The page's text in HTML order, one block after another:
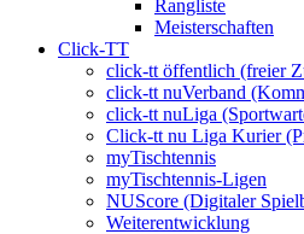
Rangliste
Meisterschaften
Click-TT
click-tt öffentlich (freier
click-tt nuVerband
click-tt nuLiga
Click-tt nu Liga Kurier
myTischtennis
myTischtennis-Ligen
NUScore (Digitaler
Weiterentwicklung